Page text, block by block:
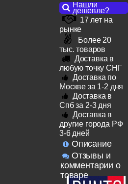
Нашли
дешевле?
17 лет на
рынке
Более 20
тыс. товаров
Доставка в
любую точку СНГ
Доставка по
Москве за 1-2 дня
Доставка в
Спб за 2-3 дня
Доставка в
другие города РФ
3-6 дней
Описание
Отзывы и
комментарии о
товаре